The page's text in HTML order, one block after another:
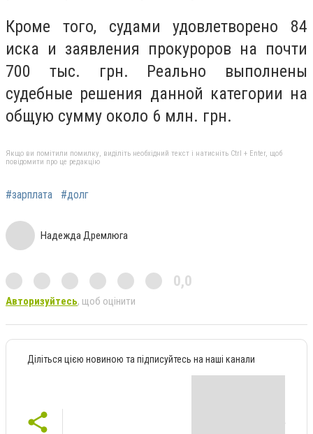
Кроме того, судами удовлетворено 84
иска и заявления прокуроров на почти
700 тыс. грн. Реально выполнены
судебные решения данной категории на
общую сумму около 6 млн. грн.
Якщо ви помітили помилку, виділіть необхідний текст і натисніть Ctrl + Enter, щоб
повідомити про це редакцію
#зарплата #долг
Надежда Дремлюга
0,0
Авторизуйтесь, щоб оцінити
Діліться цією новиною та підписуйтесь на наші канали